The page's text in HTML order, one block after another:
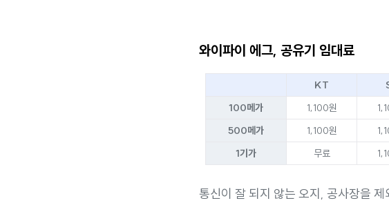
와이파이 에그, 공유기 임대료
KT
100메가
1,100원
500메가 1,100원
1기가
무료
통신이 잘 되지 않는 오지, 공사장을 제